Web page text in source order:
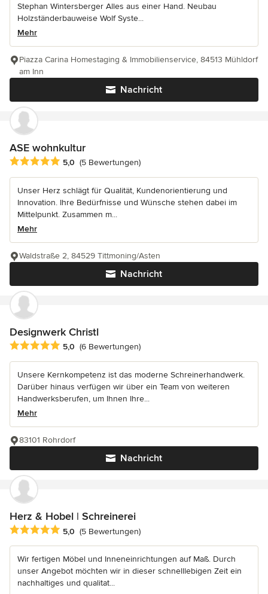
Stephan Wintersberger Alles aus einer Hand. Neubau
Holzständerbauweise Wolf Syste...
Mehr
Nachricht
Piazza Carina Homestaging & Immobilienservice, 84513 Mühldorf
am Inn
ASE wohnkultur
Durchschnittliche Bewertung: 5 von 5 Sternen
5,0 (5 Bewertungen)
Unser Herz schlägt für Qualität, Kundenorientierung und
Innovation. Ihre Bedürfnisse und Wünsche stehen dabei im
Mittelpunkt. Zusammen m...
Mehr
Nachricht
Waldstraße 2, 84529 Tittmoning/Asten
Designwerk Christl
Durchschnittliche Bewertung: 5 von 5 Sternen
5,0 (6 Bewertungen)
Unsere Kernkompetenz ist das moderne Schreinerhandwerk.
Darüber hinaus verfügen wir über ein Team von weiteren
Handwerksberufen, um Ihnen Ihre...
Mehr
Nachricht
83101 Rohrdorf
Herz & Hobel | Schreinerei
Durchschnittliche Bewertung: 5 von 5 Sternen
5,0 (5 Bewertungen)
Wir fertigen Möbel und Inneneinrichtungen auf Maß. Durch
unser Angebot möchten wir in dieser schnelllebigen Zeit ein
nachhaltiges und qualitat...